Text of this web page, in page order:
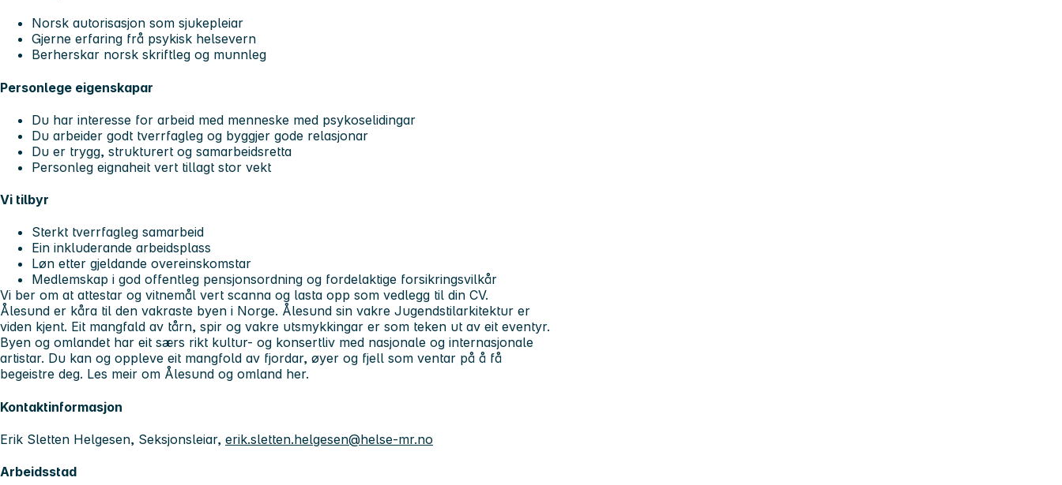
Norsk autorisasjon som sjukepleiar
Gjerne erfaring frå psykisk helsevern
Berherskar norsk skriftleg og munnleg
Personlege eigenskapar
Du har interesse for arbeid med menneske med psykoselidingar
Du arbeider godt tverrfagleg og byggjer gode relasjonar
Du er trygg, strukturert og samarbeidsretta
Personleg eignaheit vert tillagt stor vekt
Vi tilbyr
Sterkt tverrfagleg samarbeid
Ein inkluderande arbeidsplass
Løn etter gjeldande overeinskomstar
Medlemskap i god offentleg pensjonsordning og fordelaktige forsikringsvilkår
Vi ber om at attestar og vitnemål vert scanna og lasta opp som vedlegg til din CV.
Ålesund er kåra til den vakraste byen i Norge. Ålesund sin vakre Jugendstilarkitektur er
viden kjent. Eit mangfald av tårn, spir og vakre utsmykkingar er som teken ut av eit eventyr.
Byen og omlandet har eit særs rikt kultur- og konsertliv med nasjonale og internasjonale
artistar. Du kan og oppleve eit mangfold av fjordar, øyer og fjell som ventar på å få
begeistre deg. Les meir om Ålesund og omland her.
Kontaktinformasjon
Erik Sletten Helgesen, Seksjonsleiar, erik.sletten.helgesen@helse-mr.no
Arbeidsstad